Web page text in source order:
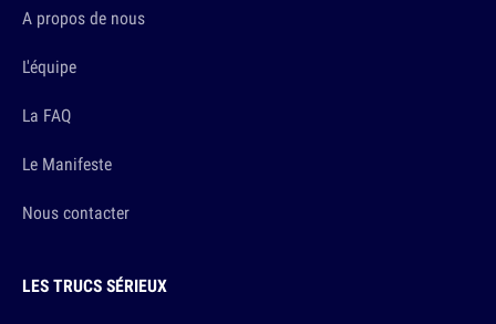
A propos de nous
L'équipe
La FAQ
Le Manifeste
Nous contacter
LES TRUCS SÉRIEUX